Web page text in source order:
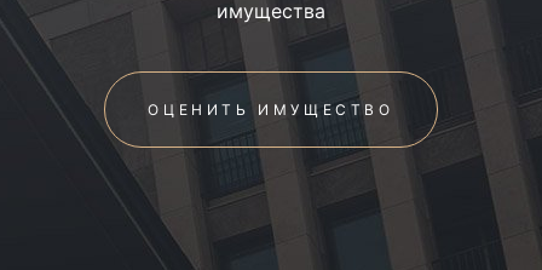
имущества
ОЦЕНИТЬ ИМУЩЕСТВО